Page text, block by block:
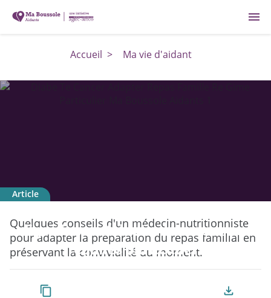
menu
Accueil > Ma vie d'aidant
digestives... Adapter les repas aux
régimes particuliers
Article
Quelques conseils d'un médecin-nutritionniste
pour adapter la préparation du repas familial en
préservant la convivialité du moment.
content_copy file_download